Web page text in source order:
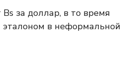
за доллар, в то время
эталоном в неформальной